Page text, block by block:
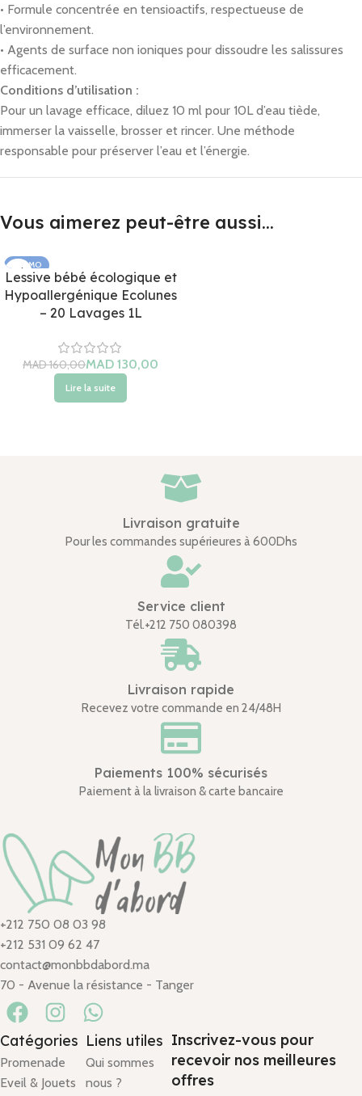
• Formule concentrée en tensioactifs, respectueuse de
l’environnement.
• Agents de surface non ioniques pour dissoudre les salissures
efficacement.
Conditions d’utilisation :
Pour un lavage efficace, diluez 10 ml pour 10L d’eau tiède,
immerser la vaisselle, brosser et rincer. Une méthode
responsable pour préserver l’eau et l’énergie.
Vous aimerez peut-être aussi…
PROMO
ÉPUISÉ
Lessive bébé écologique et
Hypoallergénique Ecolunes
– 20 Lavages 1L
MAD MAD
Lire la suite
Livraison gratuite
Pour les commandes supérieures à 600Dhs
Service client
Tél.+212 750 080398
Livraison rapide
Recevez votre commande en 24/48H
Paiements 100% sécurisés
Paiement à la livraison & carte bancaire
+212 750 08 03 98
+212 531 09 62 47
contact@monbbdabord.ma
70 - Avenue la résistance - Tanger
Catégories
Promenade
Eveil & Jouets
Liens utiles
Qui sommes
nous ?
Inscrivez-vous pour
recevoir nos meilleures
offres